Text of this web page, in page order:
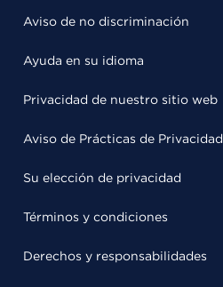
Aviso de no discriminación
Ayuda en su idioma
Privacidad de nuestro sitio web
Aviso de Prácticas de Privacidad
Su elección de privacidad
Términos y condiciones
Derechos y responsabilidades